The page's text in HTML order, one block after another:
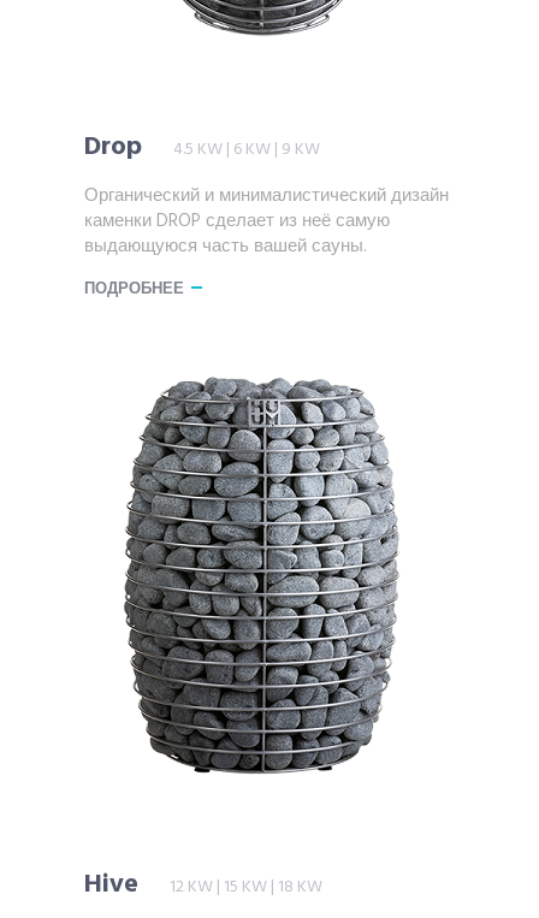
Drop 4.5 KW | 6 KW | 9 KW
Органический и минималистический дизайн
каменки DROP сделает из неё самую
выдающуюся часть вашей сауны.
ПОДРОБНЕЕ
Hive 12 KW | 15 KW | 18 KW